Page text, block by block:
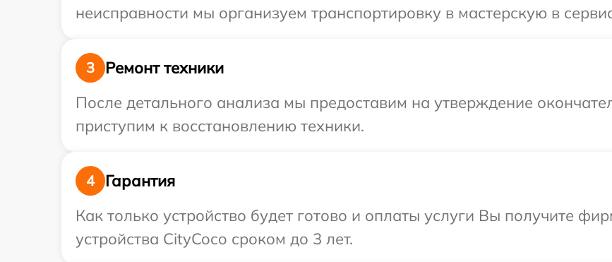
неисправности мы организуем транспортировку в мастерскую в
3
Ремонт техники
После детального анализа мы предоставим на утверждение
приступим к восстановлению техники.
4
Гарантия
Как только устройство будет готово и оплаты услуги Вы получите
устройства CityCoco сроком до 3 лет.